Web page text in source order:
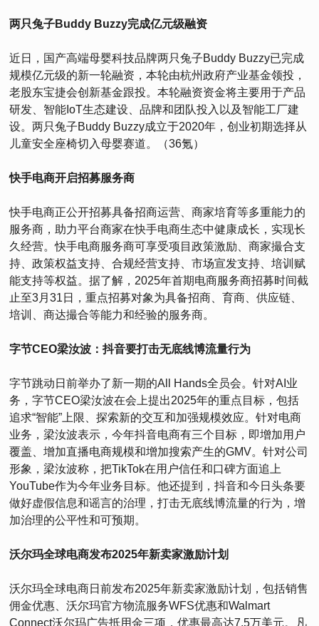
两只兔子Buddy Buzzy完成亿元级融资
近日，国产高端母婴科技品牌两只兔子Buddy Buzzy已完成
规模亿元级的新一轮融资，本轮由杭州政府产业基金领投，
老股东宝捷会创新基金跟投。本轮融资资金将主要用于产品
研发、智能IoT生态建设、品牌和团队投入以及智能工厂建
设。两只兔子Buddy Buzzy成立于2020年，创业初期选择从
儿童安全座椅切入母婴赛道。（36氪）
快手电商开启招募服务商
快手电商正公开招募具备招商运营、商家培育等多重能力的
服务商，助力平台商家在快手电商生态中健康成长，实现长
久经营。快手电商服务商可享受项目政策激励、商家撮合支
持、政策权益支持、合规经营支持、市场宣发支持、培训赋
能支持等权益。据了解，2025年首期电商服务商招募时间截
止至3月31日，重点招募对象为具备招商、育商、供应链、
培训、商达撮合等能力和经验的服务商。
字节CEO梁汝波：抖音要打击无底线博流量行为
字节跳动日前举办了新一期的All Hands全员会。针对AI业
务，字节CEO梁汝波在会上提出2025年的重点目标，包括
追求“智能”上限、探索新的交互和加强规模效应。针对电商
业务，梁汝波表示，今年抖音电商有三个目标，即增加用户
覆盖、增加直播电商规模和增加搜索产生的GMV。针对公司
形象，梁汝波称，把TikTok在用户信任和口碑方面追上
YouTube作为今年业务目标。他还提到，抖音和今日头条要
做好虚假信息和谣言的治理，打击无底线博流量的行为，增
加治理的公平性和可预期。
沃尔玛全球电商发布2025年新卖家激励计划
沃尔玛全球电商日前发布2025年新卖家激励计划，包括销售
佣金优惠、沃尔玛官方物流服务WFS优惠和Walmart
Connect沃尔玛广告抵用金三项，优惠最高达7.5万美元。凡